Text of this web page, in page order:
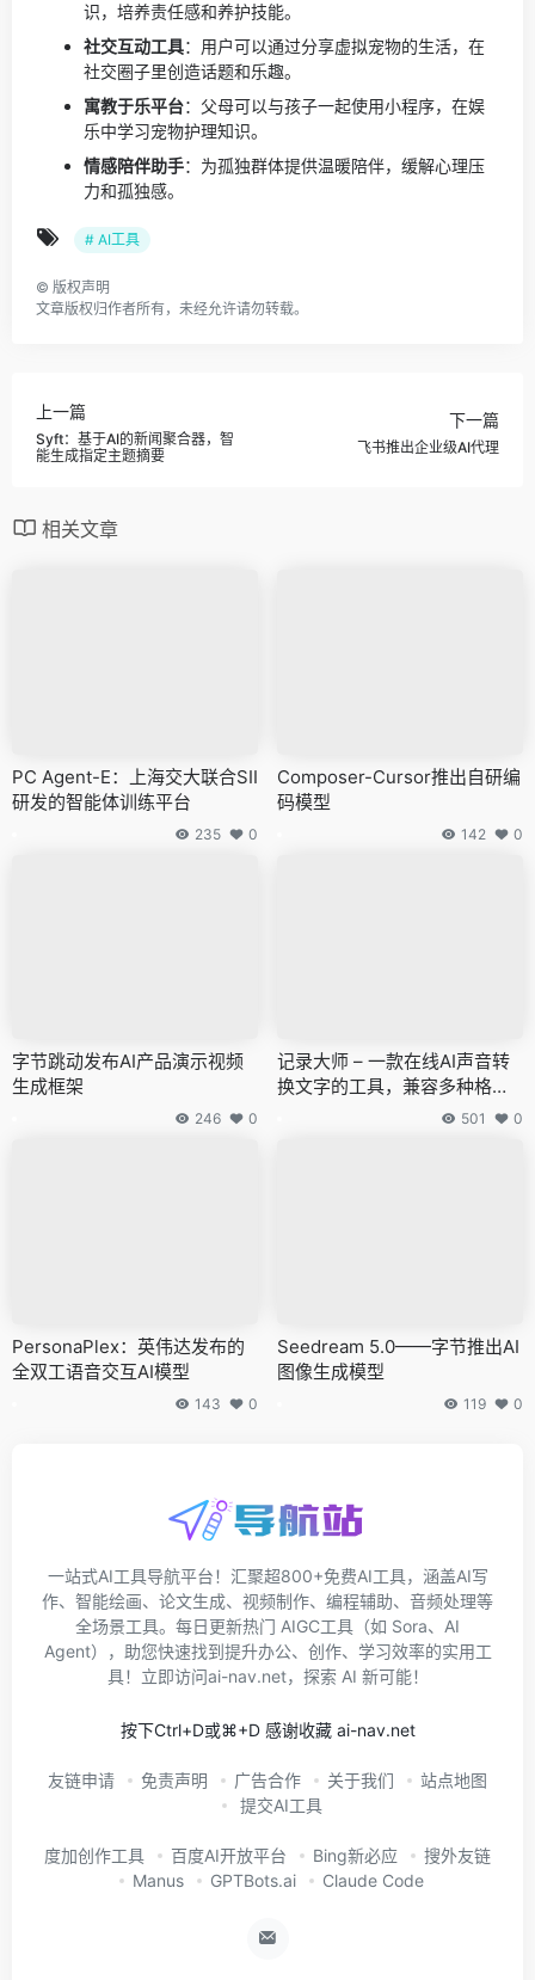
识，培养责任感和养护技能。
社交互动工具：用户可以通过分享虚拟宠物的生活，在
社交圈子里创造话题和乐趣。
寓教于乐平台：父母可以与孩子一起使用小程序，在娱
乐中学习宠物护理知识。
情感陪伴助手：为孤独群体提供温暖陪伴，缓解心理压
力和孤独感。
# AI工具
© 版权声明
文章版权归作者所有，未经允许请勿转载。
上一篇
Syft：基于AI的新闻聚合器，智
能生成指定主题摘要
下一篇
飞书推出企业级AI代理
相关文章
PC Agent-E：上海交大联合SII
研发的智能体训练平台
235 0
Composer-Cursor推出自研编
码模型
142 0
字节跳动发布AI产品演示视频
生成框架
246 0
记录大师 – 一款在线AI声音转
换文字的工具，兼容多种格式
501 0
PersonaPlex：英伟达发布的
全双工语音交互AI模型
143 0
Seedream 5.0——字节推出AI
图像生成模型
119 0
一站式AI工具导航平台！汇聚超800+免费AI工具，涵盖AI写
作、智能绘画、论文生成、视频制作、编程辅助、音频处理等
全场景工具。每日更新热门 AIGC工具（如 Sora、AI
Agent），助您快速找到提升办公、创作、学习效率的实用工
具！立即访问ai-nav.net，探索 AI 新可能！
按下Ctrl+D或⌘+D 感谢收藏 ai-nav.net
友链申请 免责声明 广告合作 关于我们
站点地图
提交AI工具
度加创作工具 百度AI开放平台 Bing新必应
搜外友链
Manus
GPTBots.ai Claude Code